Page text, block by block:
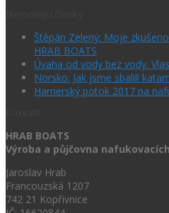
Štěpán Zelený: Moje
HRAB BOATS
Úvaha od vody bez vody.
Norsko: Jak jsme sbalili
Hamerský potok 2017 na
HRAB BOATS
Výroba a půjčovna
Jaroslav Hrab
Francouzská 1207
742 21 Kopřivnice